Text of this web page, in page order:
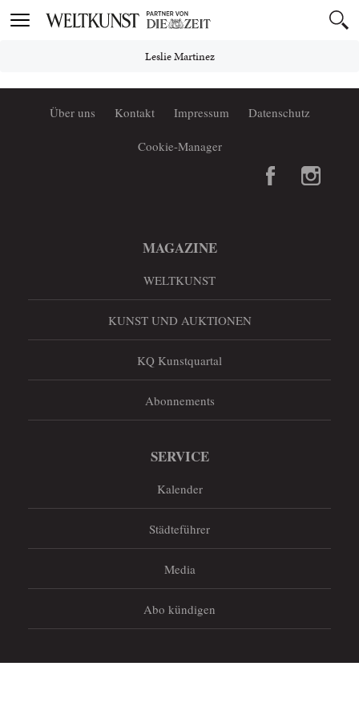
Toggle
Leslie Martinez
Über uns Kontakt Impressum Datenschutz
Cookie-Manager
MAGAZINE
WELTKUNST
KUNST UND AUKTIONEN
KQ Kunstquartal
Abonnements
SERVICE
Kalender
Städteführer
Media
Abo kündigen